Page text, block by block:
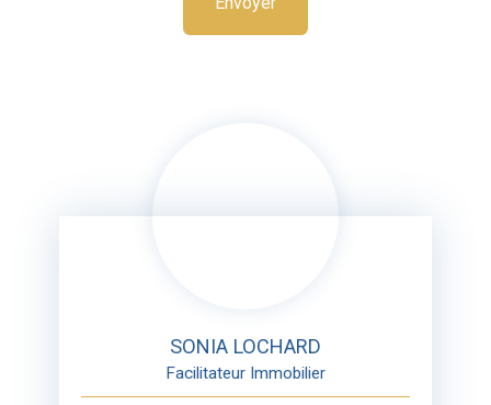
SONIA LOCHARD
Facilitateur Immobilier